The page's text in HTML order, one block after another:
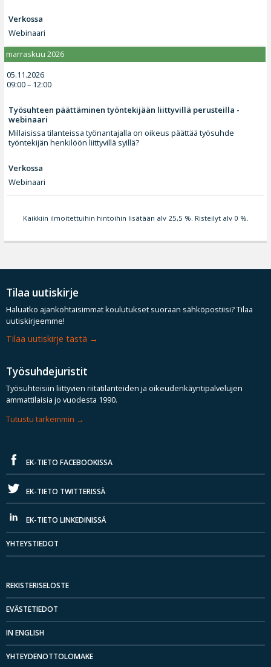
Verkossa
Webinaari
marraskuu 2026
05.11.2026
09:00 – 12:00
Työsuhteen päättäminen työntekijään liittyvillä perusteilla -
webinaari
Millaisissa tilanteissa työnantajalla on oikeus päättää työsuhde
työntekijän henkilöön liittyvillä syillä?
Verkossa
Webinaari
Kaikkiin ilmoitettuihin hintoihin lisätään alv 25,5 %. Risteilyt alv 0 %.
Tilaa uutiskirje
Haluatko ajankohtaisimmat koulutukset suoraan sähköpostiisi? Tilaa
uutiskirjeemme!
Tilaa uutiskirje tästä
Työsuhdejuristit
Työsuhteisiin liittyvien riitatilanteiden ja oikeudenkäyntipalvelujen
ammattilaisia jo vuodesta 1990.
Tutustu tarkemmin
EK-TIETO FACEBOOKISSA
EK-TIETO TWITTERISSÄ
EK-TIETO LINKEDINISSÄ
YHTEYSTIEDOT
REKISTERISELOSTE
EVÄSTETIEDOT
IN ENGLISH
YHTEYDENOTTOLOMAKE